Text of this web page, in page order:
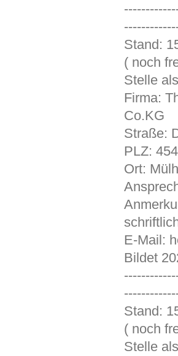
( noch
Stelle
Firma:
Co.KG
Straße:
PLZ:
Ort:
E-Mail:
Bildet
( noch
Stelle